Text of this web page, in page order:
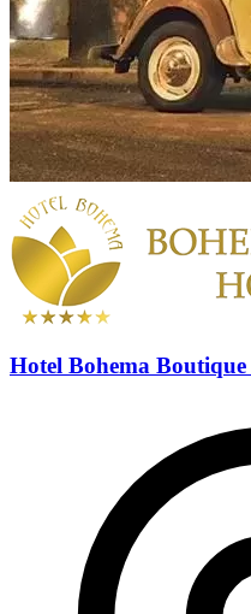
Hotel Bohema Boutique